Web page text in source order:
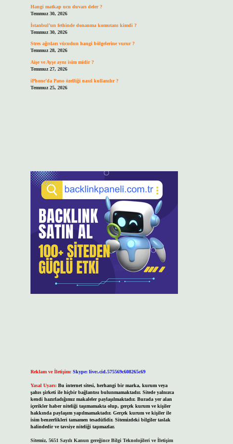
Hangi matkap ucu duvarı deler ?
Temmuz 30, 2026
İstanbul’un fethinde donanma komutanı kimdi ?
Temmuz 30, 2026
Stres ağrıları vücudun hangi bölgelerine vurur ?
Temmuz 28, 2026
Aişe ve Ayşe aynı isim midir ?
Temmuz 27, 2026
iPhone’da Pano özelliği nasıl kullanılır ?
Temmuz 25, 2026
Reklam ve İletişim: Skype: live:.cid.575569c608265c69
Yasal Uyarı: Bu internet sitesi, herhangi bir marka, kurum veya
şahıs şirketi ile hiçbir bağlantısı bulunmamaktadır. Sitede yalnızca
kendi hazırladığımız makaleler paylaşılmaktadır. Burada yer alan
içerikler haber niteliği taşımamakta olup, gerçek kurum ve kişiler
hakkında paylaşım yapılmamaktadır. Gerçek kurum ve kişiler ile
isim benzerlikleri tamamen tesadüfidir. Sitemizdeki bilgiler taslak
halindedir ve tavsiye niteliği taşımazlar.
Sitemiz, 5651 Sayılı Kanun gereğince Bilgi Teknolojileri ve İletişim